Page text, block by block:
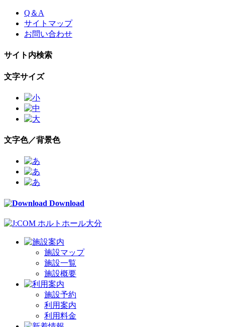
Skip
content
Q＆A
サイトマップ
お問い合わせ
サイト内検索
文字サイズ
文字色／背景色
Download
施設マップ
施設一覧
施設概要
施設予約
利用案内
利用料金